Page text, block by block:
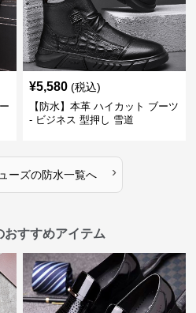
¥5,580 (税込)
【防水】本革 ハイカット ブーツ
- ビジネス 型押し 雪道
ーズの防水一覧へ ›
おすすめアイテム